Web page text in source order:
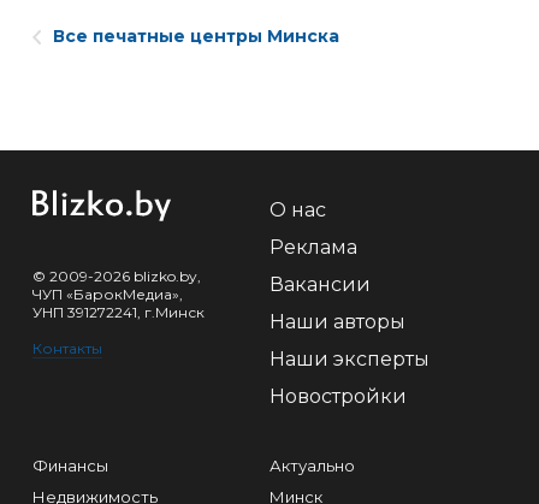
Все печатные центры Минска
© 2009-2026 blizko.by,
ЧУП «БарокМедиа»,
УНП 391272241, г.Минск
Контакты
О нас
Реклама
Вакансии
Наши авторы
Наши эксперты
Новостройки
Финансы
Недвижимость
Актуально
Минск